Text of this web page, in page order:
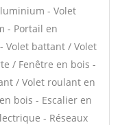
- Volet
- Portail en
Volet battant / Volet
/ Fenêtre en bois -
/ Volet roulant en
bois - Escalier en
- Réseaux